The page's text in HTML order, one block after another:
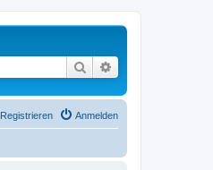
Suche
Anmelden
Registrieren